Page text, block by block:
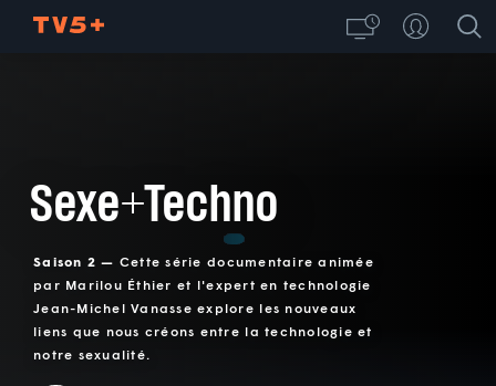
Sexe+Techno
Saison 2 — Cette série documentaire animée
par Marilou Éthier et l'expert en technologie
Jean-Michel Vanasse explore les nouveaux
liens que nous créons entre la technologie et
notre sexualité.